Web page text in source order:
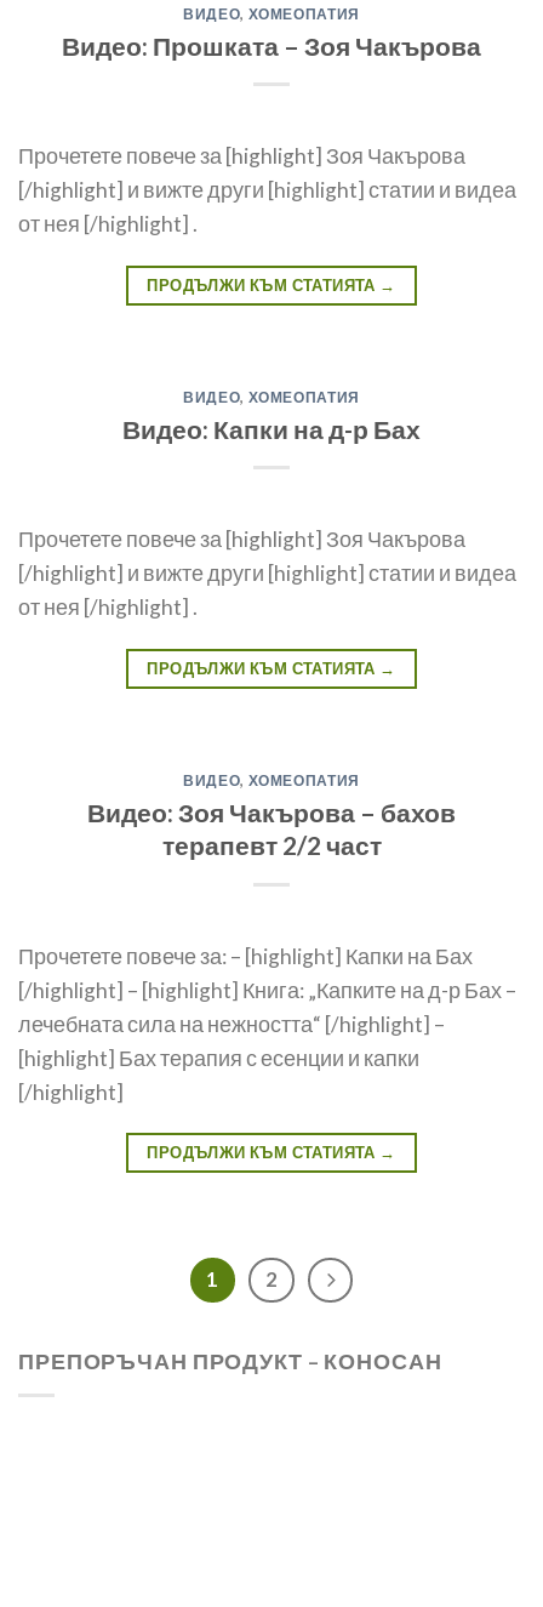
ВИДЕО, ХОМЕОПАТИЯ
Видео: Прошката – Зоя Чакърова
Прочетете повече за [highlight] Зоя Чакърова
[/highlight] и вижте други [highlight] статии и видеа
от нея [/highlight] .
ПРОДЪЛЖИ КЪМ СТАТИЯТА →
ВИДЕО, ХОМЕОПАТИЯ
Видео: Капки на д-р Бах
Прочетете повече за [highlight] Зоя Чакърова
[/highlight] и вижте други [highlight] статии и видеа
от нея [/highlight] .
ПРОДЪЛЖИ КЪМ СТАТИЯТА →
ВИДЕО, ХОМЕОПАТИЯ
Видео: Зоя Чакърова – бахов
терапевт 2/2 част
Прочетете повече за: – [highlight] Капки на Бах
[/highlight] – [highlight] Книга: „Капките на д-р Бах –
лечебната сила на нежността“ [/highlight] –
[highlight] Бах терапия с есенции и капки
[/highlight]
ПРОДЪЛЖИ КЪМ СТАТИЯТА →
1 2
ПРЕПОРЪЧАН ПРОДУКТ – КОНОСАН